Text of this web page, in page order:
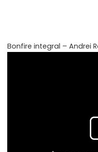
Bonfire integral – Andrei